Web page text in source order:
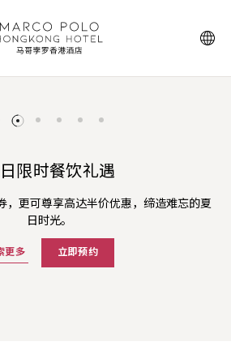
夏日畅享
含早餐房价及夏季主题菜单港币118元餐
更多 立即预订
限时餐饮礼遇
，更可尊享高达半价优惠，缔造难忘的夏
日时光。
更多 立即预约
养焕光下午茶‌
海景下午茶，细嚐养颜精緻美点，尊享名
贵体验套装。
更多 立即预约
珍飨自助晚餐
严选澳洲牛肉及细腻鸭肝，另备即烤现切
浓馥郁，缔造极致味觉享受。
更多 立即预约
日宴庆典套餐
贺宝宝百日盛典，同享珍贵重要时刻！
探索更多
亚洲万里通」里数
畅享」套餐即享三倍「亚洲万里通」里数
更多 立即预订